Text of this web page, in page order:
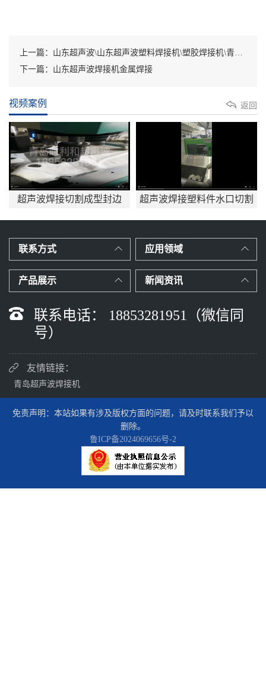
上一篇：山东超声波\山东超声波塑料焊接机\塑胶焊接机\青岛超声波焊接机\山东塑料熔接机\潍坊超声波\烟台超声波\淄博超声波
下一篇：山东超声波焊接机金属焊接
视频案例 返回
超声波焊接塑料件水口切割
新能源备用电源电池盒超
联系方式 应用领域
产品展示 新闻资讯
联系电话： 18853281951（微信同
号）
友情链接：
青岛超声波焊接机
免责声明：本站如果有涉及版权方面的问题，请及时联系我们予以
删除。
鲁ICP备2024069656号-2